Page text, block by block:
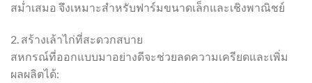
สม่ำเสมอ จึงเหมาะสำหรับฟาร์มขนาดเล็กและเชิงพาณิชย์
2. สร้างเล้าไก่ที่สะดวกสบาย
สหกรณ์ที่ออกแบบมาอย่างดีจะช่วยลดความเครียดและเพิ่ม
ผลผลิตได้: